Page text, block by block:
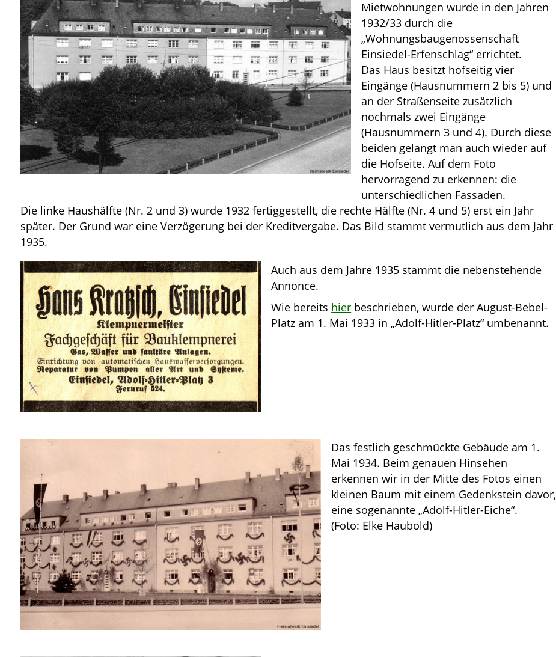
Mietwohnungen wurde in den Jahren
1932/33 durch die
„Wohnungsbaugenossenschaft
Einsiedel-Erfenschlag“ errichtet.
Das Haus besitzt hofseitig vier
Eingänge (Hausnummern 2 bis 5) und
an der Straßenseite zusätzlich
nochmals zwei Eingänge
(Hausnummern 3 und 4). Durch diese
beiden gelangt man auch wieder auf
die Hofseite. Auf dem Foto
hervorragend zu erkennen: die
unterschiedlichen Fassaden.
Die linke Haushälfte (Nr. 2 und 3) wurde 1932 fertiggestellt, die rechte Hälfte (Nr. 4 und 5) erst ein Jahr
später. Der Grund war eine Verzögerung bei der Kreditvergabe. Das Bild stammt vermutlich aus dem Jahr
1935.
Auch aus dem Jahre 1935 stammt die nebenstehende
Annonce.
Wie bereits hier beschrieben, wurde der August-Bebel-
Platz am 1. Mai 1933 in „Adolf-Hitler-Platz“ umbenannt.
Das festlich geschmückte Gebäude am 1.
Mai 1934. Beim genauen Hinsehen
erkennen wir in der Mitte des Fotos einen
kleinen Baum mit einem Gedenkstein davor,
eine sogenannte „Adolf-Hitler-Eiche“.
(Foto: Elke Haubold)